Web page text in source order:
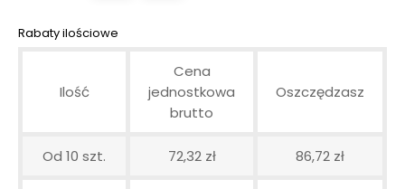
Rabaty ilościowe
Ilość
Cena
jednostkowa
brutto
Oszczędzasz
Od 10 szt. 72,32 zł 86,72 zł